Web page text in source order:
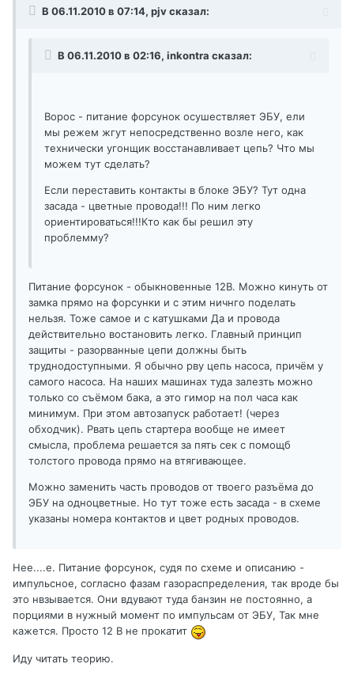
В 06.11.2010 в 07:14, pjv сказал:
В 06.11.2010 в 02:16, inkontra сказал:
Ворос - питание форсунок осушествляет ЭБУ, ели
мы режем жгут непосредственно возле него, как
технически угонщик восстанавливает цепь? Что мы
можем тут сделать?
Если переставить контакты в блоке ЭБУ? Тут одна
засада - цветные провода!!! По ним легко
ориентироваться!!!Кто как бы решил эту
проблемму?
Питание форсунок - обыкновенные 12В. Можно кинуть от
замка прямо на форсунки и с этим ничнго поделать
нельзя. Тоже самое и с катушками Да и провода
действительно востановить легко. Главный принцип
защиты - разорванные цепи должны быть
труднодоступными. Я обычно рву цепь насоса, причём у
самого насоса. На наших машинах туда залезть можно
только со съёмом бака, а это гимор на пол часа как
минимум. При этом автозапуск работает! (через
обходчик). Рвать цепь стартера вообще не имеет
смысла, проблема решается за пять сек с помощб
толстого провода прямо на втягивающее.
Можно заменить часть проводов от твоего разъёма до
ЭБУ на одноцветные. Но тут тоже есть засада - в схеме
указаны номера контактов и цвет родных проводов.
Нее....е. Питание форсунок, судя по схеме и описанию -
импульсное, согласно фазам газораспределения, так вроде бы
это нвзывается. Они вдувают туда банзин не постоянно, а
порциями в нужный момент по импульсам от ЭБУ, Так мне
кажется. Просто 12 В не прокатит
Иду читать теорию.